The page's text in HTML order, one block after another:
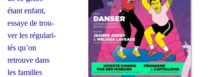
étant enfant,
essaye de trou­
ver les régu­la­ri­
tés qu’on
retrouve dans
les familles